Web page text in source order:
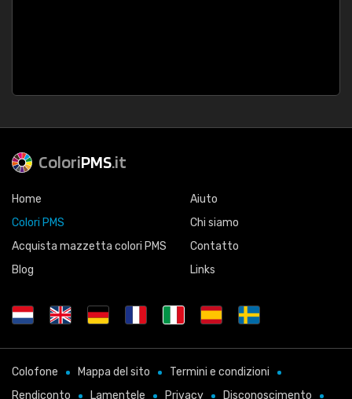
ColoriPMS.it
Home
Colori PMS
Acquista mazzetta colori PMS
Blog
Aiuto
Chi siamo
Contatto
Links
Colofone Mappa del sito
Termini e condizioni
Rendiconto
Lamentele Privacy Disconoscimento